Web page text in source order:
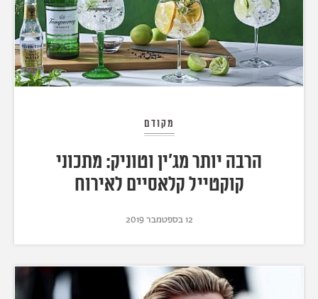
מקודם
הרבה יותר מג'ין וטוניק: מתכוני
קוקטייל קלאסיים לאירוח
12 בספטמבר 2019